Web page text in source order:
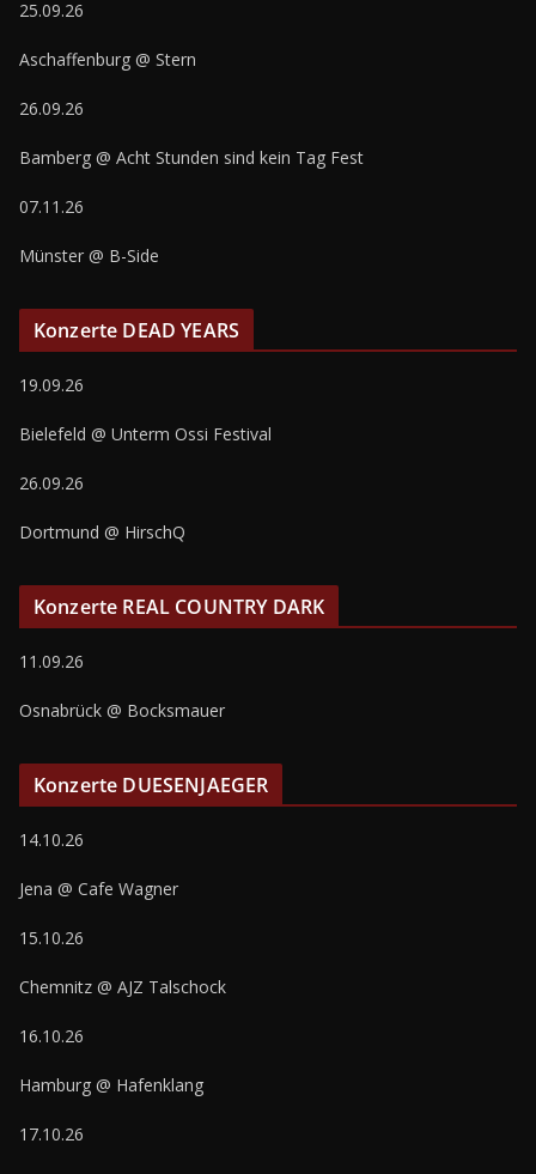
25.09.26
Aschaffenburg @ Stern
26.09.26
Bamberg @ Acht Stunden sind kein Tag Fest
07.11.26
Münster @ B-Side
Konzerte DEAD YEARS
19.09.26
Bielefeld @ Unterm Ossi Festival
26.09.26
Dortmund @ HirschQ
Konzerte REAL COUNTRY DARK
11.09.26
Osnabrück @ Bocksmauer
Konzerte DUESENJAEGER
14.10.26
Jena @ Cafe Wagner
15.10.26
Chemnitz @ AJZ Talschock
16.10.26
Hamburg @ Hafenklang
17.10.26